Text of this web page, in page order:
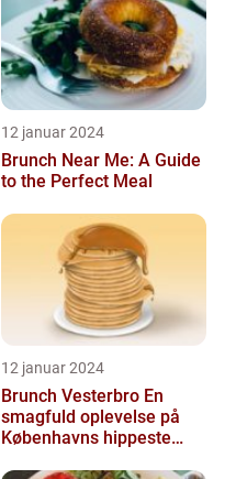
12 januar 2024
Brunch Near Me: A Guide
to the Perfect Meal
12 januar 2024
Brunch Vesterbro En
smagfuld oplevelse på
Københavns hippeste